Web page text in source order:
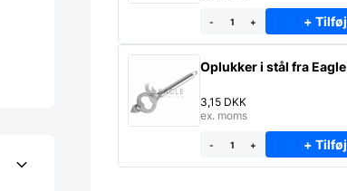
- + + Tilføj
Oplukker i stål fra Eagle
3,15 DKK
ex. moms
- + + Tilføj